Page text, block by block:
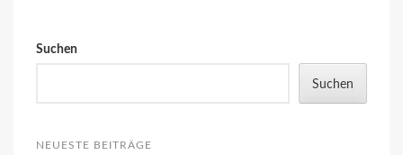
Suchen
Suchen
NEUESTE BEITRÄGE